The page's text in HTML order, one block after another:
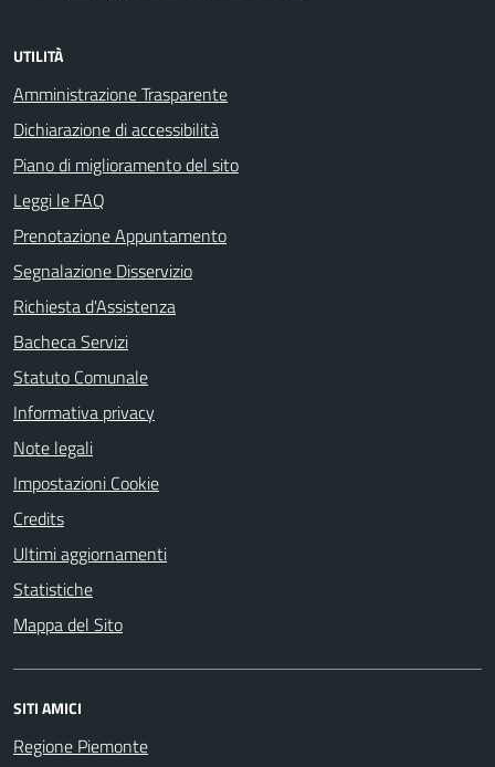
UTILITÀ
Amministrazione Trasparente
Dichiarazione di accessibilità
Piano di miglioramento del sito
Leggi le FAQ
Prenotazione Appuntamento
Segnalazione Disservizio
Richiesta d'Assistenza
Bacheca Servizi
Statuto Comunale
Informativa privacy
Note legali
Impostazioni Cookie
Credits
Ultimi aggiornamenti
Statistiche
Mappa del Sito
SITI AMICI
Regione Piemonte